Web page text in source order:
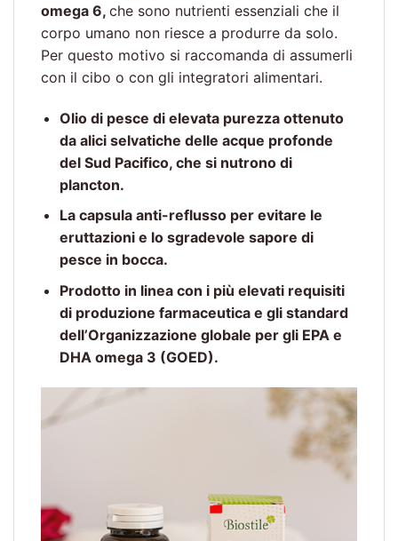
omega 6, che sono nutrienti essenziali che il
corpo umano non riesce a produrre da solo.
Per questo motivo si raccomanda di assumerli
con il cibo o con gli integratori alimentari.
Olio di pesce di elevata purezza ottenuto
da alici selvatiche delle acque profonde
del Sud Pacifico, che si nutrono di
plancton.
La capsula anti-reflusso per evitare le
eruttazioni e lo sgradevole sapore di
pesce in bocca.
Prodotto in linea con i più elevati requisiti
di produzione farmaceutica e gli standard
dell’Organizzazione globale per gli EPA e
DHA omega 3 (GOED).